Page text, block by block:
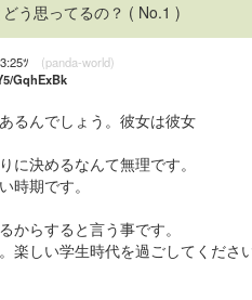
う思ってるの？ ( No.1 )
ﾂ (panda-world)
GqhExBk
るんでしょう。彼女は彼女
に決めるなんて無理です。
時期です。
からすると言う事です。
楽しい学生時代を過ごしてくださ